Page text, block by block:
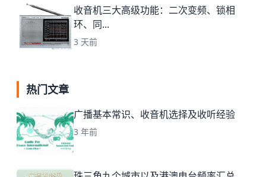
收音机三大高级功能：二次变频、锁相
环、同...
3 天前
热门文章
广播基本常识、收音机选择及收听经验
3 年前